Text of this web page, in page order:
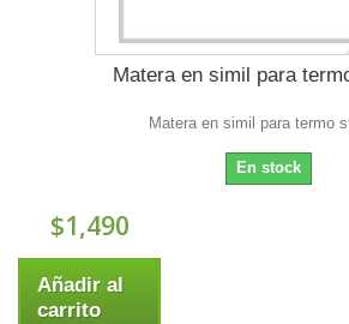
Matera en simil para
Matera en simil para termo
En stock
$1,490
Añadir al
carrito